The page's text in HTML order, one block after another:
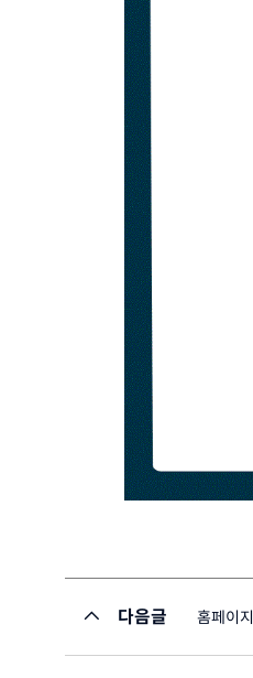
다음글 홈페이